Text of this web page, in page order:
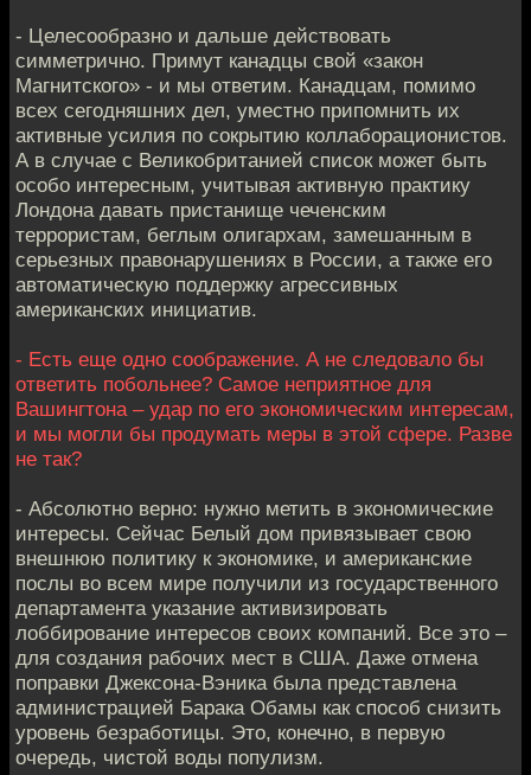
- Целесообразно и дальше действовать
симметрично. Примут канадцы свой «закон
Магнитского» - и мы ответим. Канадцам, помимо
всех сегодняшних дел, уместно припомнить их
активные усилия по сокрытию коллаборационистов.
А в случае с Великобританией список может быть
особо интересным, учитывая активную практику
Лондона давать пристанище чеченским
террористам, беглым олигархам, замешанным в
серьезных правонарушениях в России, а также его
автоматическую поддержку агрессивных
американских инициатив.
- Есть еще одно соображение. А не следовало бы
ответить побольнее? Самое неприятное для
Вашингтона – удар по его экономическим интересам,
и мы могли бы продумать меры в этой сфере. Разве
не так?
- Абсолютно верно: нужно метить в экономические
интересы. Сейчас Белый дом привязывает свою
внешнюю политику к экономике, и американские
послы во всем мире получили из государственного
департамента указание активизировать
лоббирование интересов своих компаний. Все это –
для создания рабочих мест в США. Даже отмена
поправки Джексона-Вэника была представлена
администрацией Барака Обамы как способ снизить
уровень безработицы. Это, конечно, в первую
очередь, чистой воды популизм.